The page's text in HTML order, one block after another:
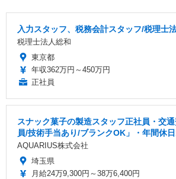
入力スタッフ、税務会計スタッフ/税理士
税理士法人総和
東京都
年収362万円～450万円
正社員
スナック菓子の製造スタッフ正社員・交
員/技術手当あり/ブランクOK」・年間休
AQUARIUS株式会社
埼玉県
月給24万9,300円～38万6,400円